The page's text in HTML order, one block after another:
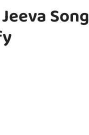
Song